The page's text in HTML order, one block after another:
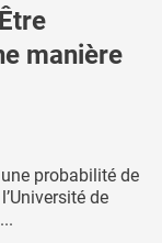
manière
probabilité de
de